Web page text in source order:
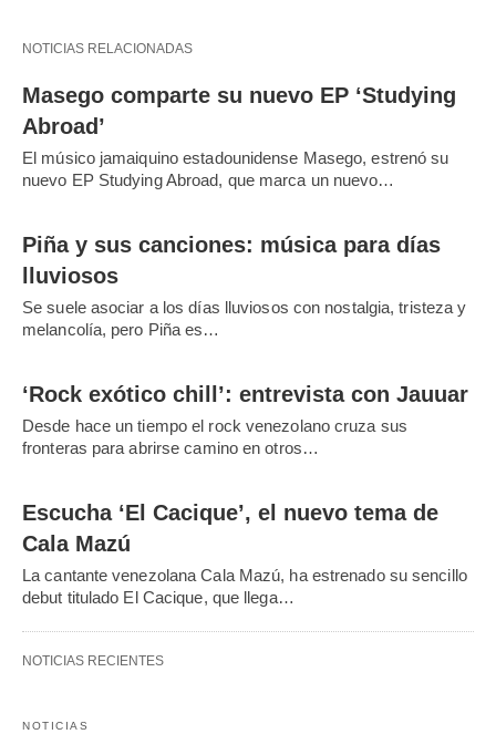
NOTICIAS RELACIONADAS
Masego comparte su nuevo EP ‘Studying
Abroad’
El músico jamaiquino estadounidense Masego, estrenó su
nuevo EP Studying Abroad, que marca un nuevo…
Piña y sus canciones: música para días
lluviosos
Se suele asociar a los días lluviosos con nostalgia, tristeza y
melancolía, pero Piña es…
‘Rock exótico chill’: entrevista con Jauuar
Desde hace un tiempo el rock venezolano cruza sus
fronteras para abrirse camino en otros…
Escucha ‘El Cacique’, el nuevo tema de
Cala Mazú
La cantante venezolana Cala Mazú, ha estrenado su sencillo
debut titulado El Cacique, que llega…
NOTICIAS RECIENTES
NOTICIAS